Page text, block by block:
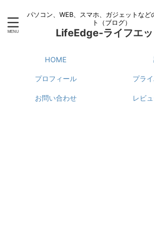
パソコン、WEB、スマホ、ガジェットなど
ト（ブログ）
LifeEdge-ライフエ
HOME
プロフィール プラ
お問い合わせ レビ